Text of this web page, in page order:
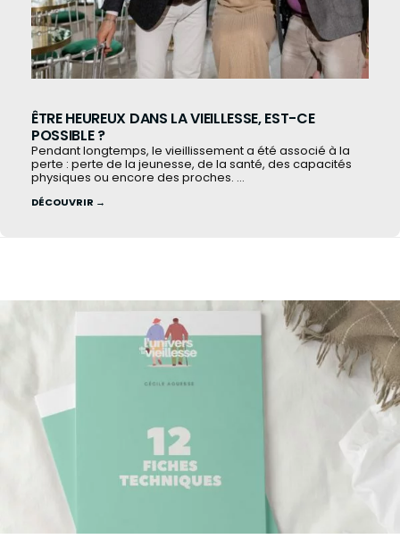
ÊTRE HEUREUX DANS LA VIEILLESSE, EST-CE
POSSIBLE ?
Pendant longtemps, le vieillissement a été associé à la
perte : perte de la jeunesse, de la santé, des capacités
physiques ou encore des proches. ...
DÉCOUVRIR →